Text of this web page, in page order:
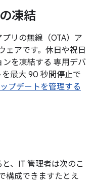
凍結
リの無線（OTA）ア
ェアです。休日や祝日
ンを凍結する 専用デバ
最大 90 秒間停止で
プデートを管理する
、IT 管理者は次のこ
構成できますたとえ